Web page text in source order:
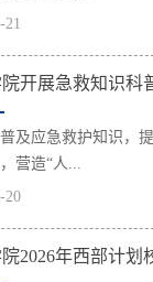
21
院开展急救知识科
及应急救护知识，
营造“人...
20
2026年西部计划